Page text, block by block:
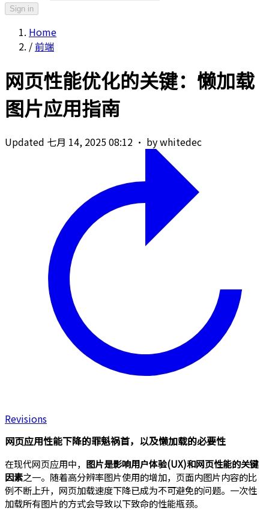
Sign in
Home
/前端
网页性能优化的关键：懒加载
图片应用指南
Updated 七月 14, 2025 08:12 · by whitedec
Revisions
网页应用性能下降的罪魁祸首，以及懒加载的必要性
在现代网页应用中， 图片是影响用户体验(UX)和网页性能的关键
因素之一。随着高分辨率图片使用的增加，页面内图片内容的比
例不断上升，网页加载速度下降已成为不可避免的问题。一次性
加载所有图片的方式会导致以下致命的性能瓶颈。